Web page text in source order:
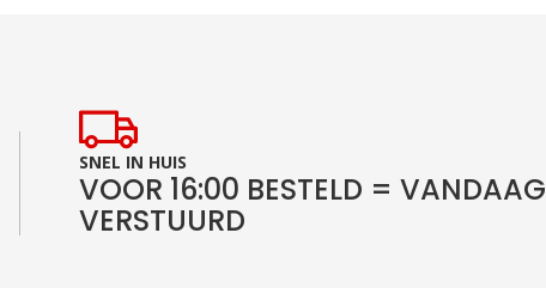
SNEL IN HUIS
VOOR 16:00 BESTELD = VANDAAG
VERSTUURD